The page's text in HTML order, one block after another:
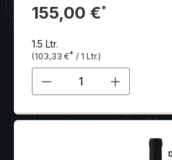
komplexes Bouquet, geprägt
Holunderaromen sowie
155,00 €*
1.5 Ltr.
(103,33 €* / 1 Ltr.)
Produkt Anzahl: